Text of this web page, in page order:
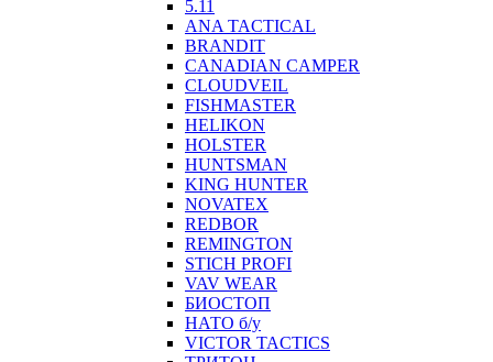
5.11
ANA TACTICAL
BRANDIT
CANADIAN CAMPER
CLOUDVEIL
FISHMASTER
HELIKON
HOLSTER
HUNTSMAN
KING HUNTER
NOVATEX
REDBOR
REMINGTON
STICH PROFI
VAV WEAR
БИОСТОП
НАТО б/у
VICTOR TACTICS